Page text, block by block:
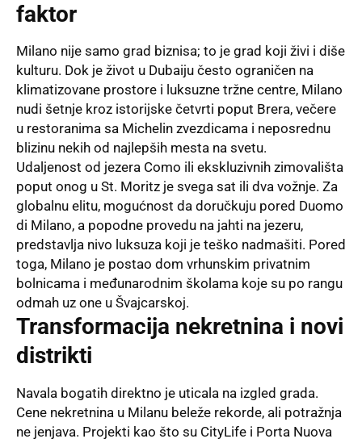
faktor
Milano nije samo grad biznisa; to je grad koji živi i diše
kulturu. Dok je život u Dubaiju često ograničen na
klimatizovane prostore i luksuzne tržne centre, Milano
nudi šetnje kroz istorijske četvrti poput Brera, večere
u restoranima sa Michelin zvezdicama i neposrednu
blizinu nekih od najlepših mesta na svetu.
Udaljenost od jezera Como ili ekskluzivnih zimovališta
poput onog u St. Moritz je svega sat ili dva vožnje. Za
globalnu elitu, mogućnost da doručkuju pored Duomo
di Milano, a popodne provedu na jahti na jezeru,
predstavlja nivo luksuza koji je teško nadmašiti. Pored
toga, Milano je postao dom vrhunskim privatnim
bolnicama i međunarodnim školama koje su po rangu
odmah uz one u Švajcarskoj.
Transformacija nekretnina i novi
distrikti
Navala bogatih direktno je uticala na izgled grada.
Cene nekretnina u Milanu beleže rekorde, ali potražnja
ne jenjava. Projekti kao što su CityLife i Porta Nuova